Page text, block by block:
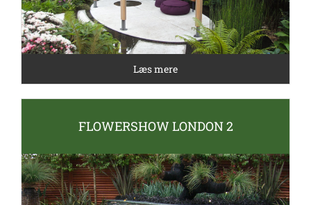
Læs mere
FLOWERSHOW LONDON 2